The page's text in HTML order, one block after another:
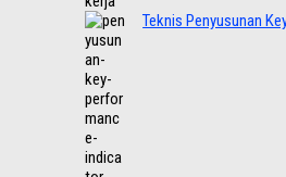
Teknis Penyusunan